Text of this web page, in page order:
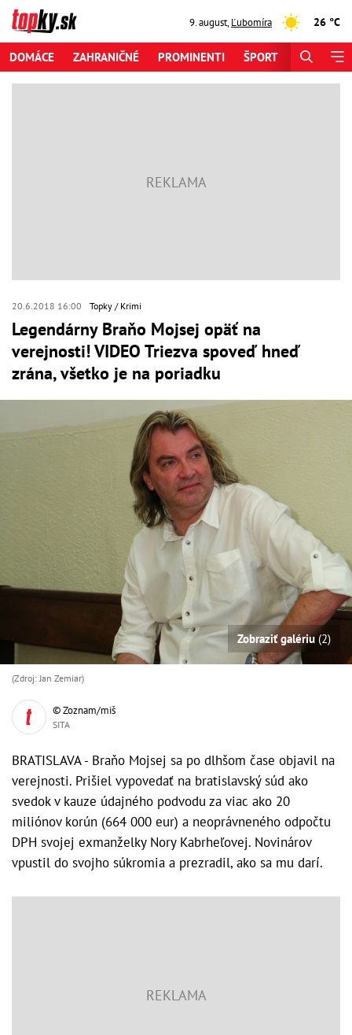
9. august,Ľubomíra 26 °C
DOMÁCE ZAHRANIČNÉ PROMINENTI ŠPORT
20.6.2018 16:00 Topky Krimi
Legendárny Braňo Mojsej opäť na
verejnosti! VIDEO Triezva spoveď hneď
zrána, všetko je na poriadku
Zobraziť galériu(2)
(Zdroj: Jan Zemiar)
© Zoznam/miš
SITA
BRATISLAVA - Braňo Mojsej sa po dlhšom čase objavil na
verejnosti. Prišiel vypovedať na bratislavský súd ako
svedok v kauze údajného podvodu za viac ako 20
miliónov korún (664 000 eur) a neoprávneného odpočtu
DPH svojej exmanželky Nory Kabrheľovej. Novinárov
vpustil do svojho súkromia a prezradil, ako sa mu darí.